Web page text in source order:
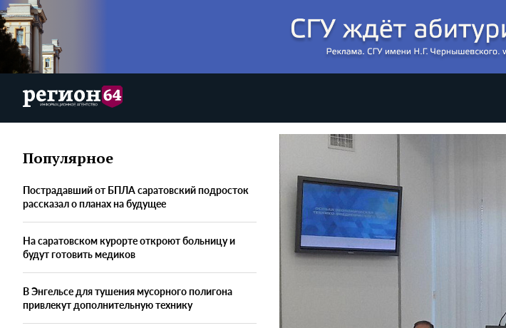
Популярное
Пострадавший от БПЛА саратовский подросток
рассказал о планах на будущее
На саратовском курорте откроют больницу и
будут готовить медиков
В Энгельсе для тушения мусорного полигона
привлекут дополнительную технику